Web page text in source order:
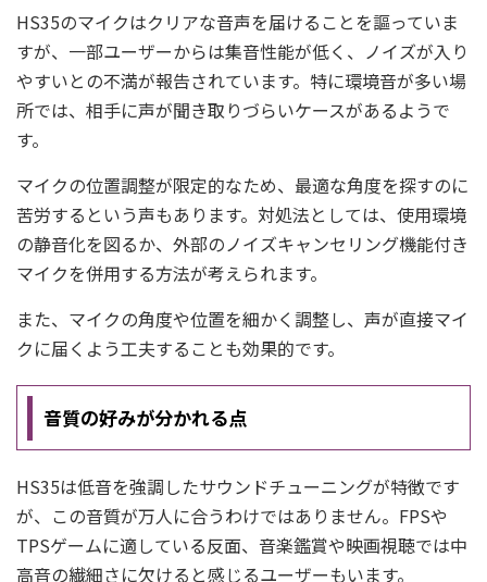
HS35のマイクはクリアな音声を届けることを謳っていま
すが、一部ユーザーからは集音性能が低く、ノイズが入り
やすいとの不満が報告されています。特に環境音が多い場
所では、相手に声が聞き取りづらいケースがあるようで
す。
マイクの位置調整が限定的なため、最適な角度を探すのに
苦労するという声もあります。対処法としては、使用環境
の静音化を図るか、外部のノイズキャンセリング機能付き
マイクを併用する方法が考えられます。
また、マイクの角度や位置を細かく調整し、声が直接マイ
クに届くよう工夫することも効果的です。
音質の好みが分かれる点
HS35は低音を強調したサウンドチューニングが特徴です
が、この音質が万人に合うわけではありません。FPSや
TPSゲームに適している反面、音楽鑑賞や映画視聴では中
高音の繊細さに欠けると感じるユーザーもいます。